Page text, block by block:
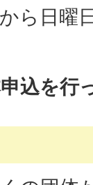
ら日曜
込を行